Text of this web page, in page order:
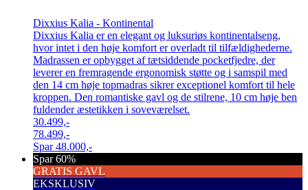
Dixxius Kalia - Kontinental
Dixxius Kalia er en elegant og luksuriøs kontinentalseng,
hvor intet i den høje komfort er overladt til tilfældighederne.
Madrassen er opbygget af tætsiddende pocketfjedre, der
leverer en fremragende ergonomisk støtte og i samspil med
den 14 cm høje topmadras sikrer exceptionel komfort til hele
kroppen. Den romantiske gavl og de stilrene, 10 cm høje ben
fuldender æstetikken i soveværelset.
30.499,-
78.499,-
Spar48.000,-
Spar 60%
GRATIS GAVL
EKSKLUSIV